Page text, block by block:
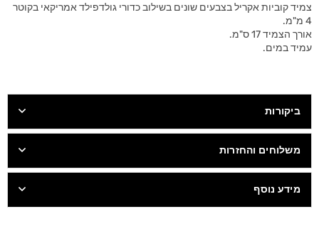
צמיד קוביות אקריל בצבעים שונים בשילוב כדורי גולדפילד אמריקאי בקוטר
4 מ"מ.
אורך הצמיד 17 ס"מ.
עמיד במים.
ביקורות
משלוחים והחזרות
מידע נוסף